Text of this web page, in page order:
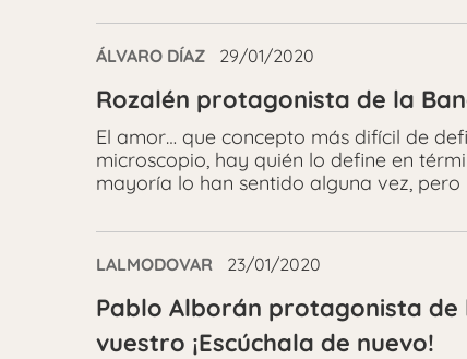
ÁLVARO DÍAZ 29/01/2020
Rozalén protagonista de la
El amor… que concepto más difícil de
microscopio, hay quién lo define en
mayoría lo han sentido alguna vez,
LALMODOVAR 23/01/2020
Pablo Alborán protagonista de
vuestro ¡Escúchala de nuevo!